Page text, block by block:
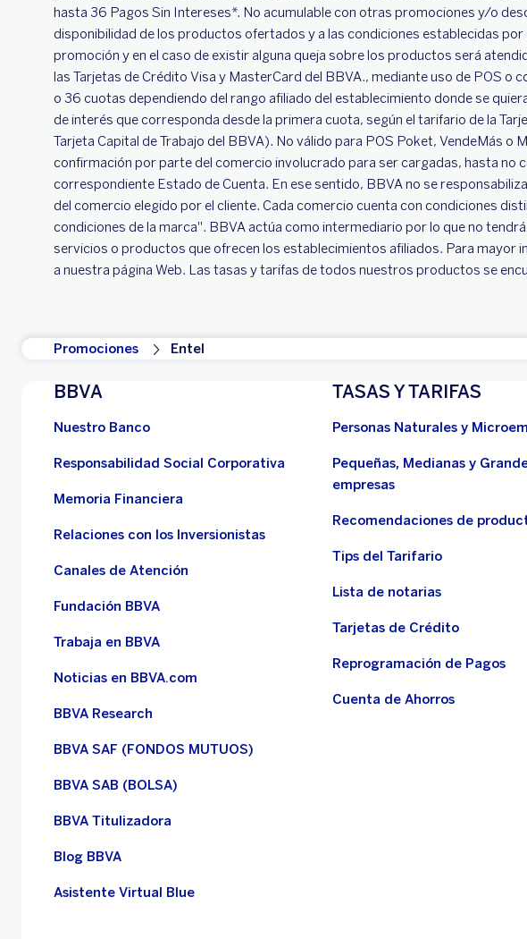
hasta 36 Pagos Sin Intereses*. No acumulable con otras promociones y/o
disponibilidad de los productos ofertados y a las condiciones establecidas por
promoción y en el caso de existir alguna queja sobre los productos será
las Tarjetas de Crédito Visa y MasterCard del BBVA., mediante uso de POS o
o 36 cuotas dependiendo del rango afiliado del establecimiento donde se
de interés que corresponda desde la primera cuota, según el tarifario de la
Tarjeta Capital de Trabajo del BBVA). No válido para POS Poket, VendeMás
confirmación por parte del comercio involucrado para ser cargadas, hasta no
correspondiente Estado de Cuenta. En ese sentido, BBVA no se
del comercio elegido por el cliente. Cada comercio cuenta con condiciones
condiciones de la marca". BBVA actúa como intermediario por lo que no
servicios o productos que ofrecen los establecimientos afiliados. Para
a nuestra página Web. Las tasas y tarifas de todos nuestros productos se
Promociones Entel
BBVA
Nuestro Banco
Responsabilidad Social Corporativa
Memoria Financiera
Relaciones con los Inversionistas
Canales de Atención
Fundación BBVA
Trabaja en BBVA
Noticias en BBVA.com
BBVA Research
BBVA SAF (FONDOS MUTUOS)
BBVA SAB (BOLSA)
BBVA Titulizadora
Blog BBVA
Asistente Virtual Blue
TASAS Y TARIFAS
Personas Naturales y
Pequeñas, Medianas y
empresas
Recomendaciones de
Tips del Tarifario
Lista de notarias
Tarjetas de Crédito
Reprogramación de Pagos
Cuenta de Ahorros